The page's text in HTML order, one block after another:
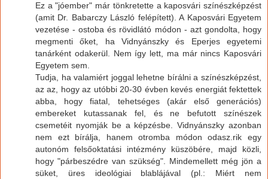
Ez a "jóember" már tönkretette a kaposvári színészképzést
(amit Dr. Babarczy László felépített). A Kaposvári Egyetem
vezetése - ostoba és rövidlátó módon - azt gondolta, hogy
megmenti őket, ha Vidnyánszky és Eperjes egyetemi
tanárként odakerül. Nem így lett, ma már nincs Kaposvári
Egyetem sem.
Tudja, ha valamiért joggal lehetne bírálni a színészképzést,
az az, hogy az utóbbi 20-30 évben kevés energiát fektettek
abba, hogy fiatal, tehetséges (akár első generációs)
embereket kutassanak fel, és ne befutott színészek
csemetéit nyomják be a képzésbe. Vidnyánszky azonban
nem ezt bírálja, hanem otromba módon odasz.rik egy
autonóm felsőoktatási intézmény küszöbére, majd közli,
hogy "párbeszédre van szükség". Mindemellett még jön a
süket, üres ideológiai blablájával (pl.: Miért nem